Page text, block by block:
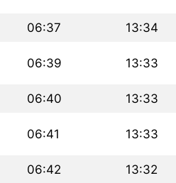
06:37 13:34
06:39 13:33
06:40 13:33
06:41 13:33
06:42 13:32